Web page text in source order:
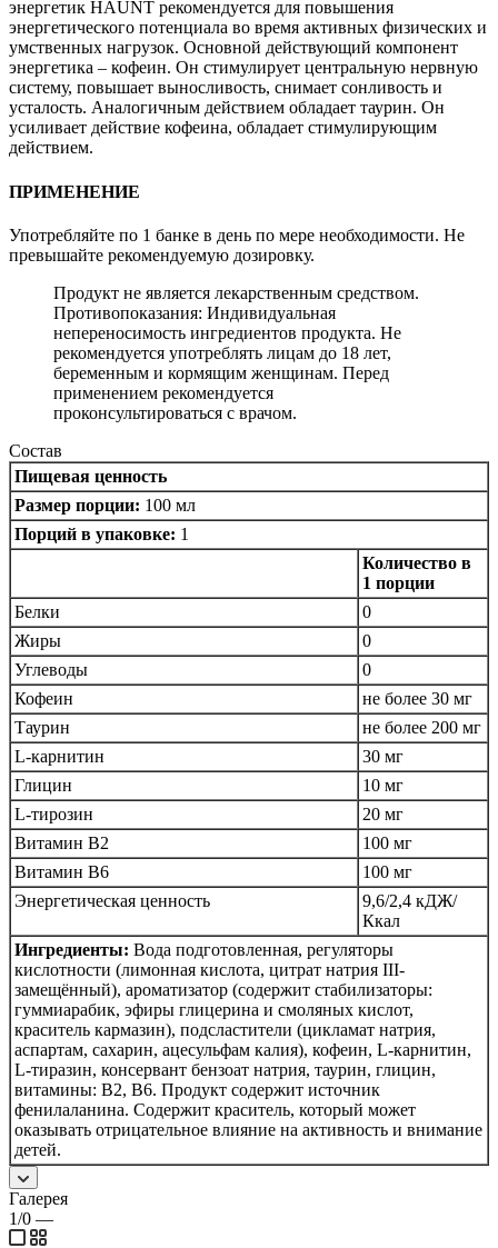
энергетик HAUNT рекомендуется для повышения
энергетического потенциала во время активных физических и
умственных нагрузок. Основной действующий компонент
энергетика – кофеин. Он стимулирует центральную нервную
систему, повышает выносливость, снимает сонливость и
усталость. Аналогичным действием обладает таурин. Он
усиливает действие кофеина, обладает стимулирующим
действием.
ПРИМЕНЕНИЕ
Употребляйте по 1 банке в день по мере необходимости. Не
превышайте рекомендуемую дозировку.
Продукт не является лекарственным средством.
Противопоказания: Индивидуальная
непереносимость ингредиентов продукта. Не
рекомендуется употреблять лицам до 18 лет,
беременным и кормящим женщинам. Перед
применением рекомендуется
проконсультироваться с врачом.
Состав
Пищевая ценность
Размер порции: 100 мл
Порций в упаковке: 1
Количество в
1 порции
Белки
0
Жиры
0
Углеводы
0
Кофеин
не более 30 мг
Таурин
не более 200 мг
L-карнитин
30 мг
Глицин
10 мг
L-тирозин
20 мг
Витамин B2
100 мг
Витамин B6
100 мг
Энергетическая ценность
9,6/2,4 кДЖ/
Ккал
Ингредиенты: Вода подготовленная, регуляторы
кислотности (лимонная кислота, цитрат натрия III-
замещённый), ароматизатор (содержит стабилизаторы:
гуммиарабик, эфиры глицерина и смоляных кислот,
краситель кармазин), подсластители (цикламат натрия,
аспартам, сахарин, ацесульфам калия), кофеин, L-карнитин,
L-тиразин, консервант бензоат натрия, таурин, глицин,
витамины: B2, B6. Продукт содержит источник
фенилаланина. Содержит краситель, который может
оказывать отрицательное влияние на активность и внимание
детей.
Галерея
1/0 —